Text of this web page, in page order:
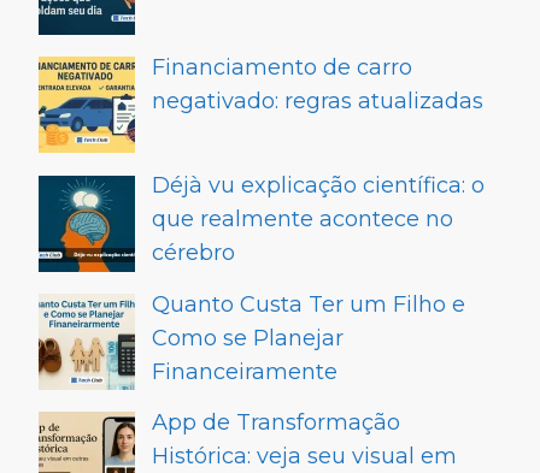
Financiamento de carro
negativado: regras atualizadas
Déjà vu explicação científica: o
que realmente acontece no
cérebro
Quanto Custa Ter um Filho e
Como se Planejar
Financeiramente
App de Transformação
Histórica: veja seu visual em